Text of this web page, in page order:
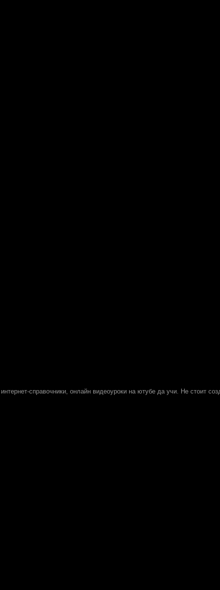
справочники, онлайн видеоуроки на ютубе да учи. Не стоит